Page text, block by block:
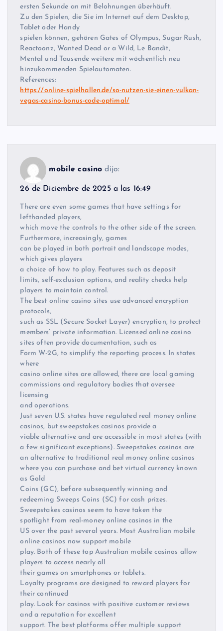
ersten Sekunde an mit Belohnungen überhäuft.
Zu den Spielen, die Sie im Internet auf dem Desktop,
Tablet oder Handy
spielen können, gehören Gates of Olympus, Sugar Rush,
Reactoonz, Wanted Dead or a Wild, Le Bandit,
Mental und Tausende weitere mit wöchentlich neu
hinzukommenden Spielautomaten.
References:
https://online-spielhallen.de/so-nutzen-sie-einen-vulkan-
vegas-casino-bonus-code-optimal/
mobile casino dijo:
26 de Diciembre de 2025 a las 16:49
There are even some games that have settings for
lefthanded players,
which move the controls to the other side of the screen.
Furthermore, increasingly, games
can be played in both portrait and landscape modes,
which gives players
a choice of how to play. Features such as deposit
limits, self-exclusion options, and reality checks help
players to maintain control.
The best online casino sites use advanced encryption
protocols,
such as SSL (Secure Socket Layer) encryption, to protect
members’ private information. Licensed online casino
sites often provide documentation, such as
Form W-2G, to simplify the reporting process. In states
where
casino online sites are allowed, there are local gaming
commissions and regulatory bodies that oversee
licensing
and operations.
Just seven U.S. states have regulated real money online
casinos, but sweepstakes casinos provide a
viable alternative and are accessible in most states (with
a few significant exceptions). Sweepstakes casinos are
an alternative to traditional real money online casinos
where you can purchase and bet virtual currency known
as Gold
Coins (GC), before subsequently winning and
redeeming Sweeps Coins (SC) for cash prizes.
Sweepstakes casinos seem to have taken the
spotlight from real-money online casinos in the
US over the past several years. Most Australian mobile
online casinos now support mobile
play. Both of these top Australian mobile casinos allow
players to access nearly all
their games on smartphones or tablets.
Loyalty programs are designed to reward players for
their continued
play. Look for casinos with positive customer reviews
and a reputation for excellent
support. The best platforms offer multiple support